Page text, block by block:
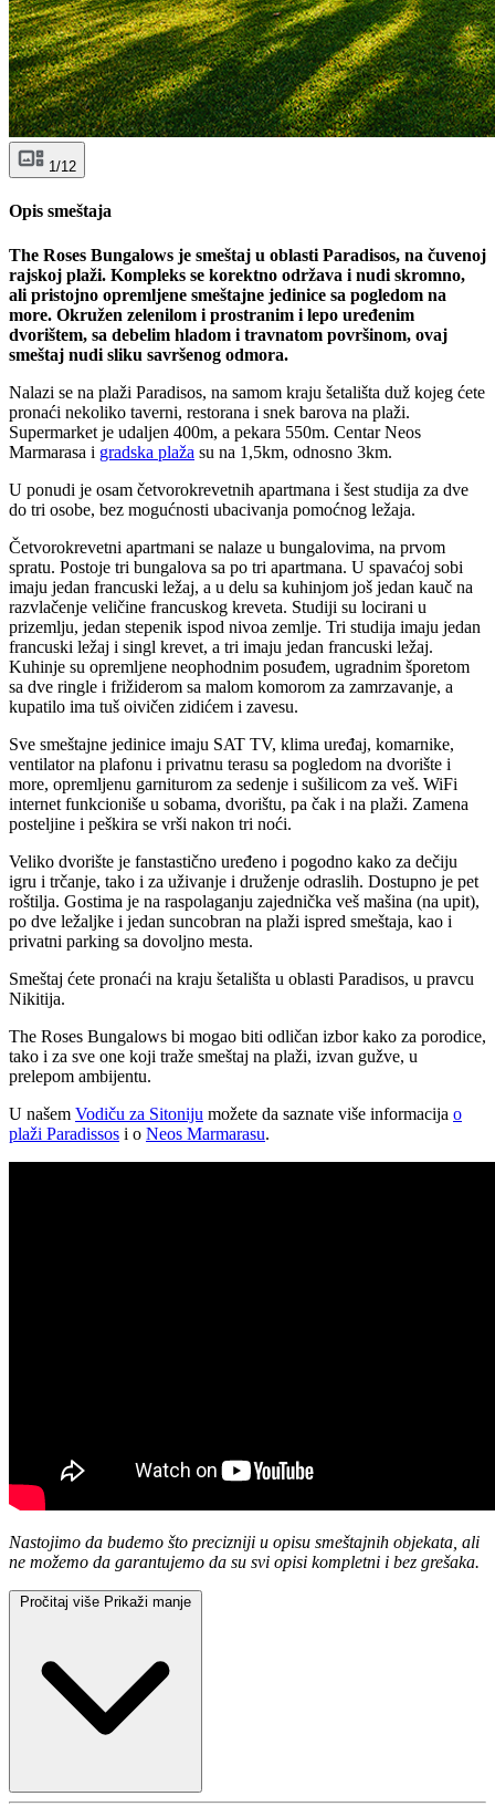
1/12
Opis smeštaja
The Roses Bungalows je smeštaj u oblasti Paradisos, na čuvenoj
rajskoj plaži. Kompleks se korektno održava i nudi skromno,
ali pristojno opremljene smeštajne jedinice sa pogledom na
more. Okružen zelenilom i prostranim i lepo uređenim
dvorištem, sa debelim hladom i travnatom površinom, ovaj
smeštaj nudi sliku savršenog odmora.
Nalazi se na plaži Paradisos, na samom kraju šetališta duž kojeg ćete
pronaći nekoliko taverni, restorana i snek barova na plaži.
Supermarket je udaljen 400m, a pekara 550m. Centar Neos
Marmarasa i gradska plaža su na 1,5km, odnosno 3km.
U ponudi je osam četvorokrevetnih apartmana i šest studija za dve
do tri osobe, bez mogućnosti ubacivanja pomoćnog ležaja.
Četvorokrevetni apartmani se nalaze u bungalovima, na prvom
spratu. Postoje tri bungalova sa po tri apartmana. U spavaćoj sobi
imaju jedan francuski ležaj, a u delu sa kuhinjom još jedan kauč na
razvlačenje veličine francuskog kreveta. Studiji su locirani u
prizemlju, jedan stepenik ispod nivoa zemlje. Tri studija imaju jedan
francuski ležaj i singl krevet, a tri imaju jedan francuski ležaj.
Kuhinje su opremljene neophodnim posuđem, ugradnim šporetom
sa dve ringle i frižiderom sa malom komorom za zamrzavanje, a
kupatilo ima tuš oivičen zidićem i zavesu.
Sve smeštajne jedinice imaju SAT TV, klima uređaj, komarnike,
ventilator na plafonu i privatnu terasu sa pogledom na dvorište i
more, opremljenu garniturom za sedenje i sušilicom za veš. WiFi
internet funkcioniše u sobama, dvorištu, pa čak i na plaži. Zamena
posteljine i peškira se vrši nakon tri noći.
Veliko dvorište je fanstastično uređeno i pogodno kako za dečiju
igru i trčanje, tako i za uživanje i druženje odraslih. Dostupno je pet
roštilja. Gostima je na raspolaganju zajednička veš mašina (na upit),
po dve ležaljke i jedan suncobran na plaži ispred smeštaja, kao i
privatni parking sa dovoljno mesta.
Smeštaj ćete pronaći na kraju šetališta u oblasti Paradisos, u pravcu
Nikitija.
The Roses Bungalows bi mogao biti odličan izbor kako za porodice,
tako i za sve one koji traže smeštaj na plaži, izvan gužve, u
prelepom ambijentu.
U našem Vodiču za Sitoniju možete da saznate više informacija o
plaži Paradissos i o Neos Marmarasu.
Nastojimo da budemo što precizniji u opisu smeštajnih objekata, ali
ne možemo da garantujemo da su svi opisi kompletni i bez grešaka.
Pročitaj više Prikaži manje